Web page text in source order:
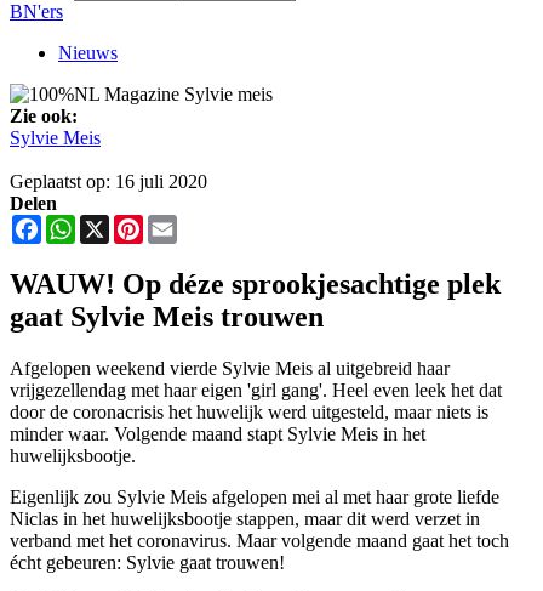
BN'ers
Nieuws
Zie ook:
Sylvie Meis
Geplaatst op: 16 juli 2020
Delen
FacebookWhatsApp
X Pinterest
WAUW! Op déze sprookjesachtige plek
gaat Sylvie Meis trouwen
Afgelopen weekend vierde Sylvie Meis al uitgebreid haar
vrijgezellendag met haar eigen 'girl gang'. Heel even leek het dat
door de coronacrisis het huwelijk werd uitgesteld, maar niets is
minder waar. Volgende maand stapt Sylvie Meis in het
huwelijksbootje.
Eigenlijk zou Sylvie Meis afgelopen mei al met haar grote liefde
Niclas in het huwelijksbootje stappen, maar dit werd verzet in
verband met het coronavirus. Maar volgende maand gaat het toch
écht gebeuren: Sylvie gaat trouwen!